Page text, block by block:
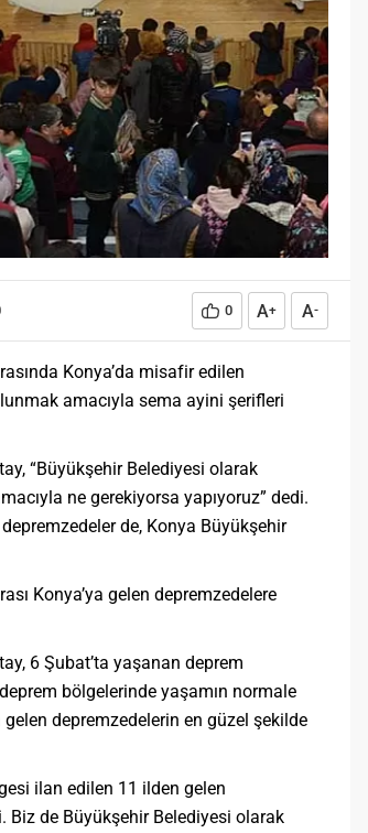
0 A+ A-
Konya’da misafir edilen
amacıyla sema ayini şerifleri
“Büyükşehir Belediyesi olarak
ne gerekiyorsa yapıyoruz” dedi.
de, Konya Büyükşehir
Konya’ya gelen depremzedelere
6 Şubat’ta yaşanan deprem
bölgelerinde yaşamın normale
depremzedelerin en güzel şekilde
ilan edilen 11 ilden gelen
Biz de Büyükşehir Belediyesi olarak
izli bilişsel, duyuşsal ve
davranışsal...